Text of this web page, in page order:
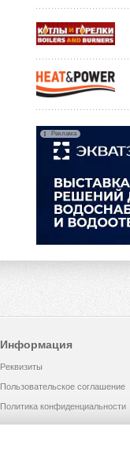
Реклама
Информация
Реквизиты
Пользовательское соглашение
Политика конфиденциальности